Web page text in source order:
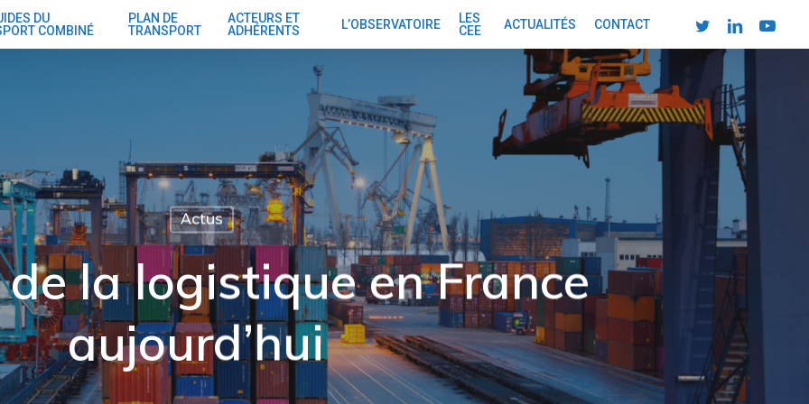
DU
COMBINÉ
PLAN DE
TRANSPORT
ACTEURS ET
ADHÉRENTS
L’OBSERVATOIRE
LES
CEE
ACTUALITÉS CONTACT TWITTERLINKEDINYOUTUBE
Actus
la logistique en France
aujourd’hui